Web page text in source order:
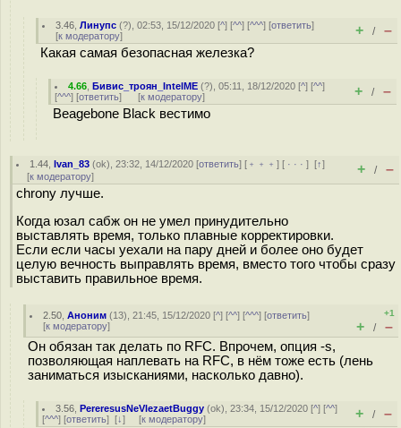
3.46 ,Линупс (?), 02:53, 15/12/2020 [^] [^^] [^^^] [ответить]
[к модератору] + / –
Какая самая безопасная железка?
4.66 ,Бивис_троян_IntelME (?), 05:11, 18/12/2020 [^] [^^]
[^^^] [ответить] [к модератору] + / –
Beagebone Black вестимо
1.44 ,Ivan_83 (ok), 23:32, 14/12/2020 [ответить] [ ﹢﹢﹢] [ · · ·][↑]
[к модератору] + / –
chrony лучше.
Когда юзал сабж он не умел принудительно
выставлять время, только плавные корректировки.
Если если часы уехали на пару дней и более оно будет
целую вечность выправлять время, вместо того чтобы сразу
выставить правильное время.
2.50 ,Аноним (13), 21:45, 15/12/2020 [^] [^^] [^^^] [ответить]
[к модератору]
+1
+ / –
Он обязан так делать по RFC. Впрочем, опция -s,
позволяющая наплевать на RFC, в нём тоже есть (лень
заниматься изысканиями, насколько давно).
3.56 ,PereresusNeVlezaetBuggy (ok), 23:34, 15/12/2020 [^] [^^]
[^^^] [ответить] [↓] [к модератору] + / –